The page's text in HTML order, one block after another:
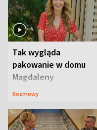
Tak wygląda
pakowanie w domu
Magdaleny
Waligórskiej-Lisieckiej.
Rozmowy